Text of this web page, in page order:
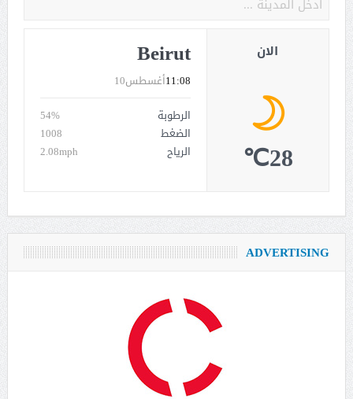
Beirut
أغسطس1011:08
الرطوبة
54%
الضغط
1008
الرياح
2.08mph
الان
28℃
ADVERTISING